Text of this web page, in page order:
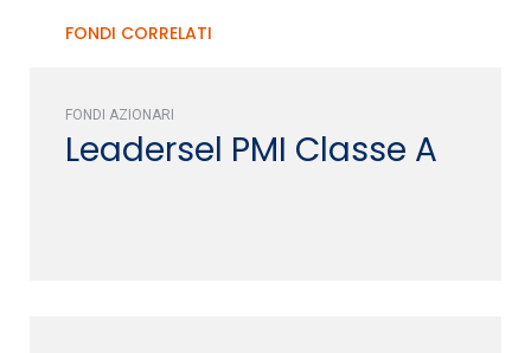
FONDI CORRELATI
FONDI AZIONARI
Leadersel PMI Classe A